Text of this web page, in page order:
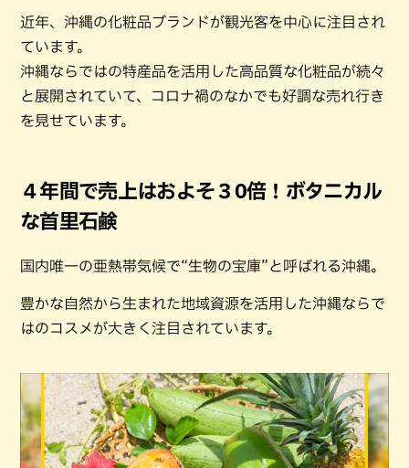
近年、沖縄の化粧品ブランドが観光客を中心に注目され
ています。
沖縄ならではの特産品を活用した高品質な化粧品が続々
と展開されていて、コロナ禍のなかでも好調な売れ行き
を見せています。
４年間で売上はおよそ３0倍！ボタニカル
な首里石鹸
国内唯一の亜熱帯気候で“生物の宝庫”と呼ばれる沖縄。
豊かな自然から生まれた地域資源を活用した沖縄ならで
はのコスメが大きく注目されています。